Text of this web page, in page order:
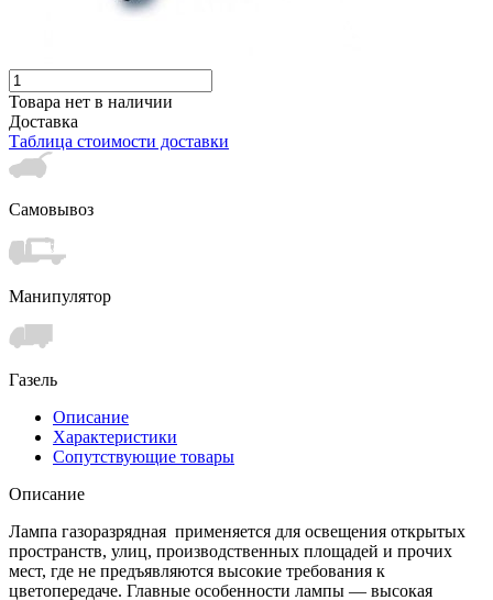
Товара нет в наличии
Доставка
Таблица стоимости доставки
Самовывоз
Манипулятор
Газель
Описание
Характеристики
Сопутствующие товары
Описание
Лампа газоразрядная применяется для освещения открытых
пространств, улиц, производственных площадей и прочих
мест, где не предъявляются высокие требования к
цветопередаче. Главные особенности лампы — высокая